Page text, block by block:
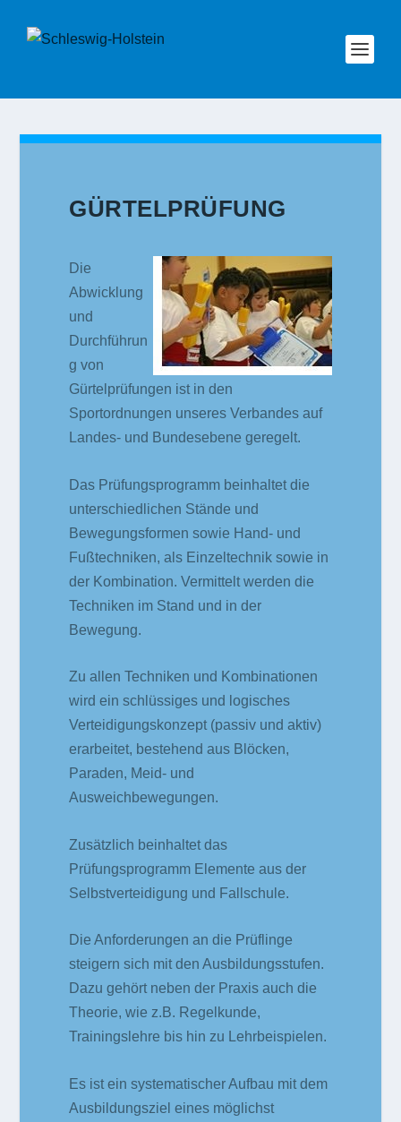
GÜRTELPRÜFUNG
Die
Abwicklung
und
Durchführun
g von
Gürtelprüfungen ist in den
Sportordnungen unseres Verbandes auf
Landes- und Bundesebene geregelt.
Das Prüfungsprogramm beinhaltet die
unterschiedlichen Stände und
Bewegungsformen sowie Hand- und
Fußtechniken, als Einzeltechnik sowie in
der Kombination. Vermittelt werden die
Techniken im Stand und in der
Bewegung.
Zu allen Techniken und Kombinationen
wird ein schlüssiges und logisches
Verteidigungskonzept (passiv und aktiv)
erarbeitet, bestehend aus Blöcken,
Paraden, Meid- und
Ausweichbewegungen.
Zusätzlich beinhaltet das
Prüfungsprogramm Elemente aus der
Selbstverteidigung und Fallschule.
Die Anforderungen an die Prüflinge
steigern sich mit den Ausbildungsstufen.
Dazu gehört neben der Praxis auch die
Theorie, wie z.B. Regelkunde,
Trainingslehre bis hin zu Lehrbeispielen.
Es ist ein systematischer Aufbau mit dem
Ausbildungsziel eines möglichst